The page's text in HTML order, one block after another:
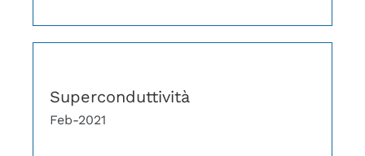
Superconduttività
Feb-2021